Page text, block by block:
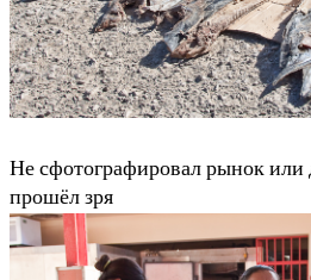
Не сфотографировал рынок
прошёл зря